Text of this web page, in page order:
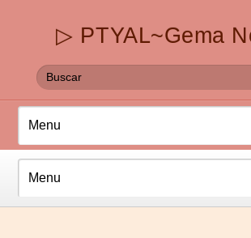
▷ PTYAL~Gema